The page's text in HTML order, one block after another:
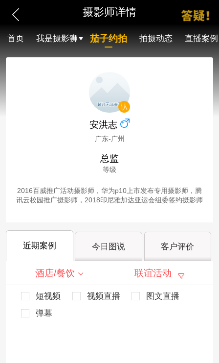
摄影师详情
首页 我是摄影狮 茄子约拍 拍摄动态 直播案例
安洪志
广东-广州
总监
等级
2016百威推广活动摄影师，华为p10上市发布专用摄影师，腾
讯云校园推广摄影师，2018印尼雅加达亚运会组委签约摄影师
近期案例 今日图说 客户评价
酒店/餐饮 联谊活动
短视频 视频直播
图文直播
弹幕